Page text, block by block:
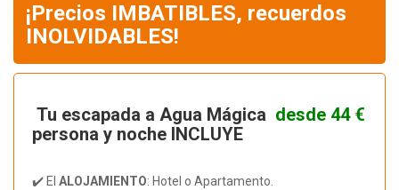
¡Precios IMBATIBLES, recuerdos
INOLVIDABLES!
Tu escapada a Agua Mágica desde 44 €
persona y noche INCLUYE
✔️ El ALOJAMIENTO: Hotel o Apartamento.